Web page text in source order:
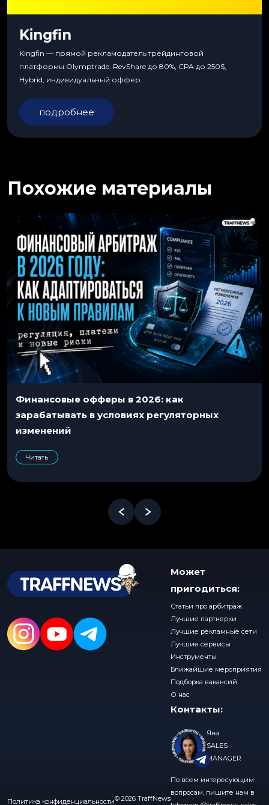
Kingfin
Kingfin — прямой рекламодатель трейдинговой
платформы Olymptrade. RevShare до 80%, CPA до 250$,
Hybrid, индивидуальный оффер.
подробнее
Похожие материалы
Финансовые офферы в 2026: как
зарабатывать в условиях регуляторных
изменений
Читать
Политика конфиденциальности© 2026 TraffNews
Может
пригодиться:
Статьи про арбитраж
Лучшие партнерки
Лучшие рекламные сети
Лучшие сервисы
Инструменты
Ближайшие мероприятия
Подборка вакансий
О нас
Контакты:
Яна
SALES
MANAGER
По всем интересующим
вопросам, пишите нам в